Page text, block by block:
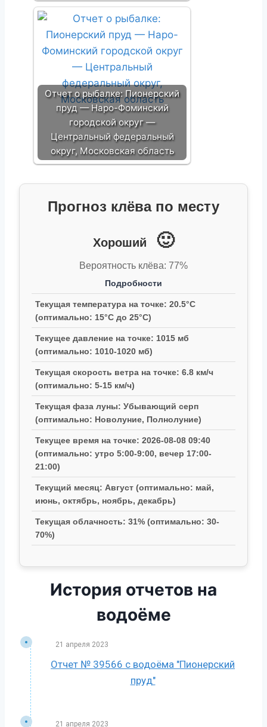
Отчет о рыбалке: Пионерский
пруд — Наро-Фоминский
городской округ —
Центральный федеральный
округ, Московская область
Прогноз клёва по месту
Хороший 🙂
Вероятность клёва: 77%
Подробности
Текущая температура на точке: 20.5°C
(оптимально: 15°C до 25°C)
Текущее давление на точке: 1015 мб
(оптимально: 1010-1020 мб)
Текущая скорость ветра на точке: 6.8 км/ч
(оптимально: 5-15 км/ч)
Текущая фаза луны: Убывающий серп
(оптимально: Новолуние, Полнолуние)
Текущее время на точке: 2026-08-08 09:40
(оптимально: утро 5:00-9:00, вечер 17:00-
21:00)
Текущий месяц: Август (оптимально: май,
июнь, октябрь, ноябрь, декабрь)
Текущая облачность: 31% (оптимально: 30-
70%)
История отчетов на
водоёме
21 апреля 2023
Отчет № 39566 с водоёма "Пионерский
пруд"
21 апреля 2023